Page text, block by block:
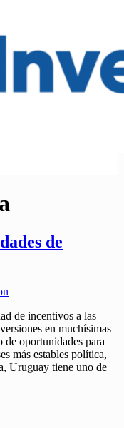
de
de incentivos a las
en muchísimas
de oportunidades para
más estables política,
Uruguay tiene uno de